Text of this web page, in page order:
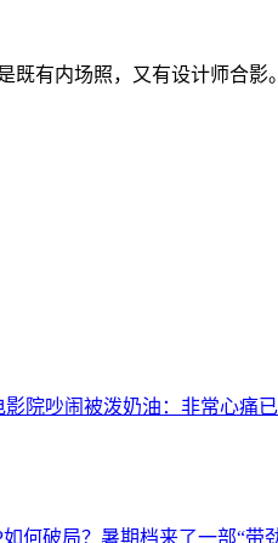
既有内场照，又有设计师合影。
影院吵闹被泼奶油：非常心痛
何破局？暑期档来了一部“带